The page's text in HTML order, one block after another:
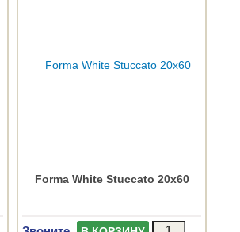
Forma White Stuccato 20x60